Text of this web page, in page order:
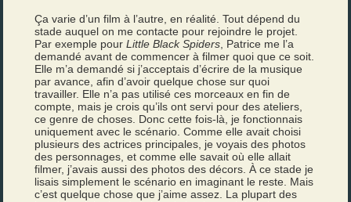
Ça varie d’un film à l’autre, en réalité. Tout dépend du
stade auquel on me contacte pour rejoindre le projet.
Par exemple pourLittle Black Spiders, Patrice me l’a
demandé avant de commencer à filmer quoi que ce soit.
Elle m’a demandé si j’acceptais d’écrire de la musique
par avance, afin d’avoir quelque chose sur quoi
travailler. Elle n’a pas utilisé ces morceaux en fin de
compte, mais je crois qu’ils ont servi pour des ateliers,
ce genre de choses. Donc cette fois-là, je fonctionnais
uniquement avec le scénario. Comme elle avait choisi
plusieurs des actrices principales, je voyais des photos
des personnages, et comme elle savait où elle allait
filmer, j’avais aussi des photos des décors. À ce stade je
lisais simplement le scénario en imaginant le reste. Mais
c’est quelque chose que j’aime assez. La plupart des